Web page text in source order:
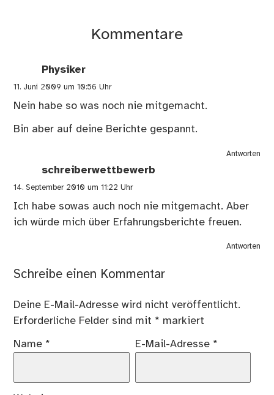
Kommentare
Physiker
11. Juni 2009 um 10:56 Uhr
Nein habe so was noch nie mitgemacht.
Bin aber auf deine Berichte gespannt.
Antworten
schreiberwettbewerb
14. September 2010 um 11:22 Uhr
Ich habe sowas auch noch nie mitgemacht. Aber
ich würde mich über Erfahrungsberichte freuen.
Antworten
Schreibe einen Kommentar
Deine E-Mail-Adresse wird nicht veröffentlicht.
Erforderliche Felder sind mit * markiert
Name * E-Mail-Adresse *